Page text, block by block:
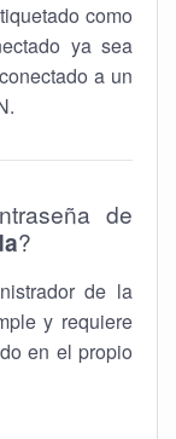
como
ya sea
a un
de
?
de la
y requiere
en el propio